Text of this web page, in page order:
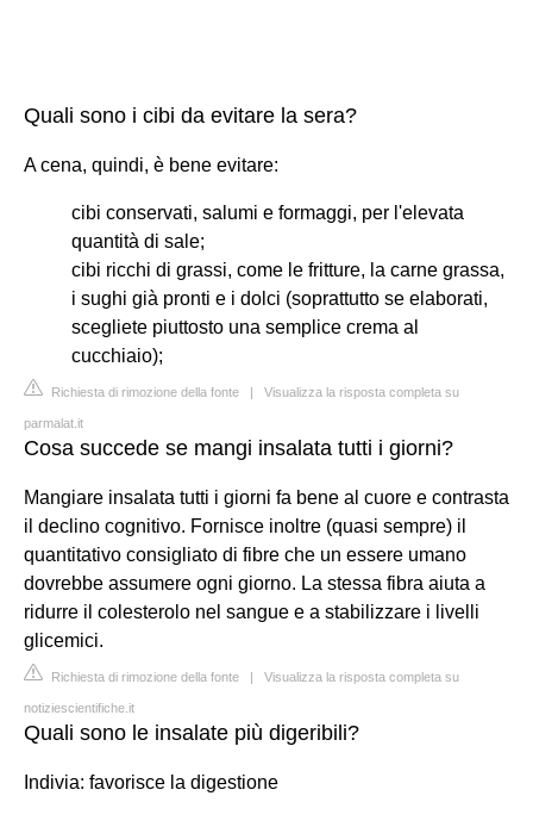
Quali sono i cibi da evitare la sera?
A cena, quindi, è bene evitare:
cibi conservati, salumi e formaggi, per l'elevata
quantità di sale;
cibi ricchi di grassi, come le fritture, la carne grassa,
i sughi già pronti e i dolci (soprattutto se elaborati,
scegliete piuttosto una semplice crema al
cucchiaio);
Richiesta di rimozione della fonte | Visualizza la risposta completa su
parmalat.it
Cosa succede se mangi insalata tutti i giorni?
Mangiare insalata tutti i giorni fa bene al cuore e contrasta
il declino cognitivo. Fornisce inoltre (quasi sempre) il
quantitativo consigliato di fibre che un essere umano
dovrebbe assumere ogni giorno. La stessa fibra aiuta a
ridurre il colesterolo nel sangue e a stabilizzare i livelli
glicemici.
Richiesta di rimozione della fonte | Visualizza la risposta completa su
notiziescientifiche.it
Quali sono le insalate più digeribili?
Indivia: favorisce la digestione